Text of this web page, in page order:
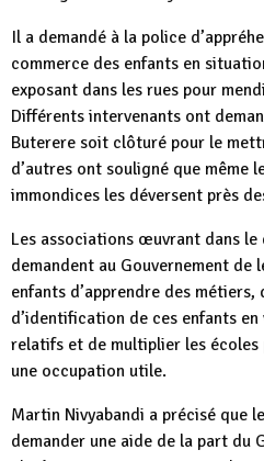
Il a demandé à la police
commerce des enfants en
exposant dans les rues pour
Différents intervenants ont
Buterere soit clôturé pour le
d’autres ont souligné que même
immondices les déversent près
Les associations œuvrant dans le
demandent au Gouvernement
enfants d’apprendre des métiers,
d’identification de ces enfants
relatifs et de multiplier les écoles
une occupation utile.
Martin Nivyabandi a précisé que
demander une aide de la part du